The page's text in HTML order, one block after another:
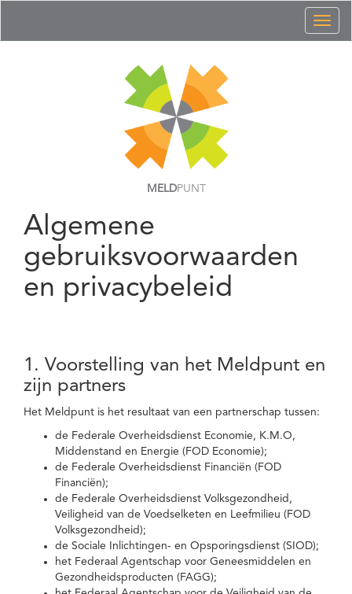
MELDPUNT
Algemene
gebruiksvoorwaarden
en privacybeleid
1. Voorstelling van het Meldpunt en
zijn partners
Het Meldpunt is het resultaat van een partnerschap tussen:
de Federale Overheidsdienst Economie, K.M.O,
Middenstand en Energie (FOD Economie);
de Federale Overheidsdienst Financiën (FOD
Financiën);
de Federale Overheidsdienst Volksgezondheid,
Veiligheid van de Voedselketen en Leefmilieu (FOD
Volksgezondheid);
de Sociale Inlichtingen- en Opsporingsdienst (SIOD);
het Federaal Agentschap voor Geneesmiddelen en
Gezondheidsproducten (FAGG);